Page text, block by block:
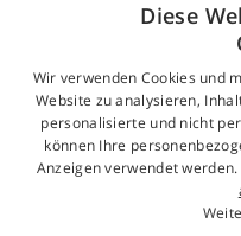
Diese
Wir verwenden Cookies und
Website zu analysieren,
personalisierte und nicht
können Ihre
Anzeigen verwendet